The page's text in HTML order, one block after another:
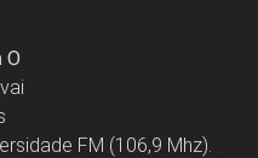
O
FM (106,9 Mhz).